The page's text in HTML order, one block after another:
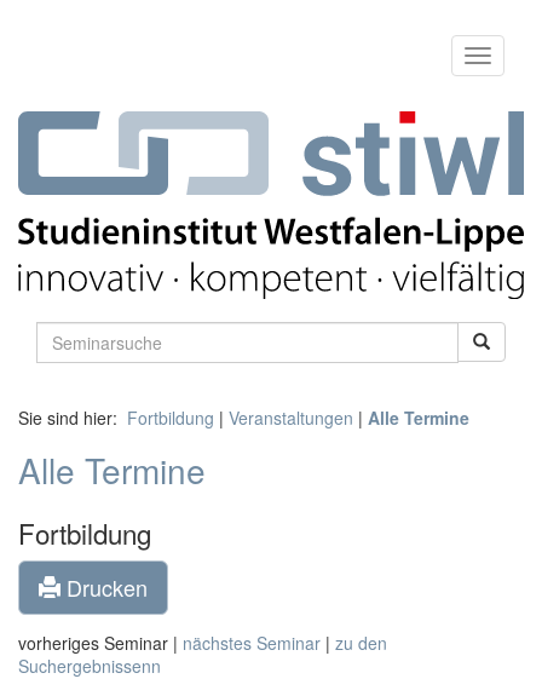
Sie sind hier: Fortbildung | Veranstaltungen | Alle Termine
Alle Termine
Fortbildung
Drucken
vorheriges Seminar | nächstes Seminar | zu den
Suchergebnissenn